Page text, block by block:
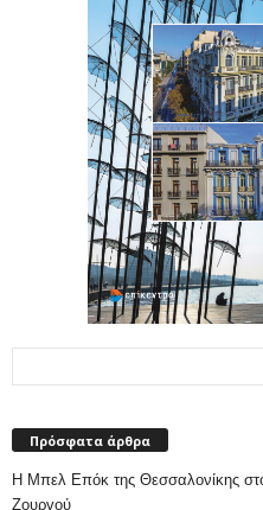
Πρόσφατα άρθρα
Η Μπελ Επόκ της Θεσσαλονίκης
Ζουργού